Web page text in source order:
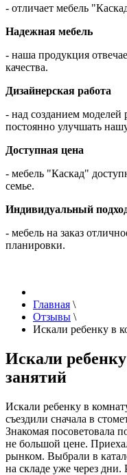
- отличает мебель
Надежная мебель
- наша продукция
качества.
Дизайнерская работа
- над созданием моделей
постоянно улучшать
Доступная цена
- мебель "Каскад"
семье.
Индивидуальный
- мебель на заказ
планировки.
Главная \
Отзывы \
Искали ребенку в
Искали
занятий
Искали ребенку в
съездили сначала в
Знакомая посоветовала
не большой цене.
рынком. Выбрали в
на складе уже через